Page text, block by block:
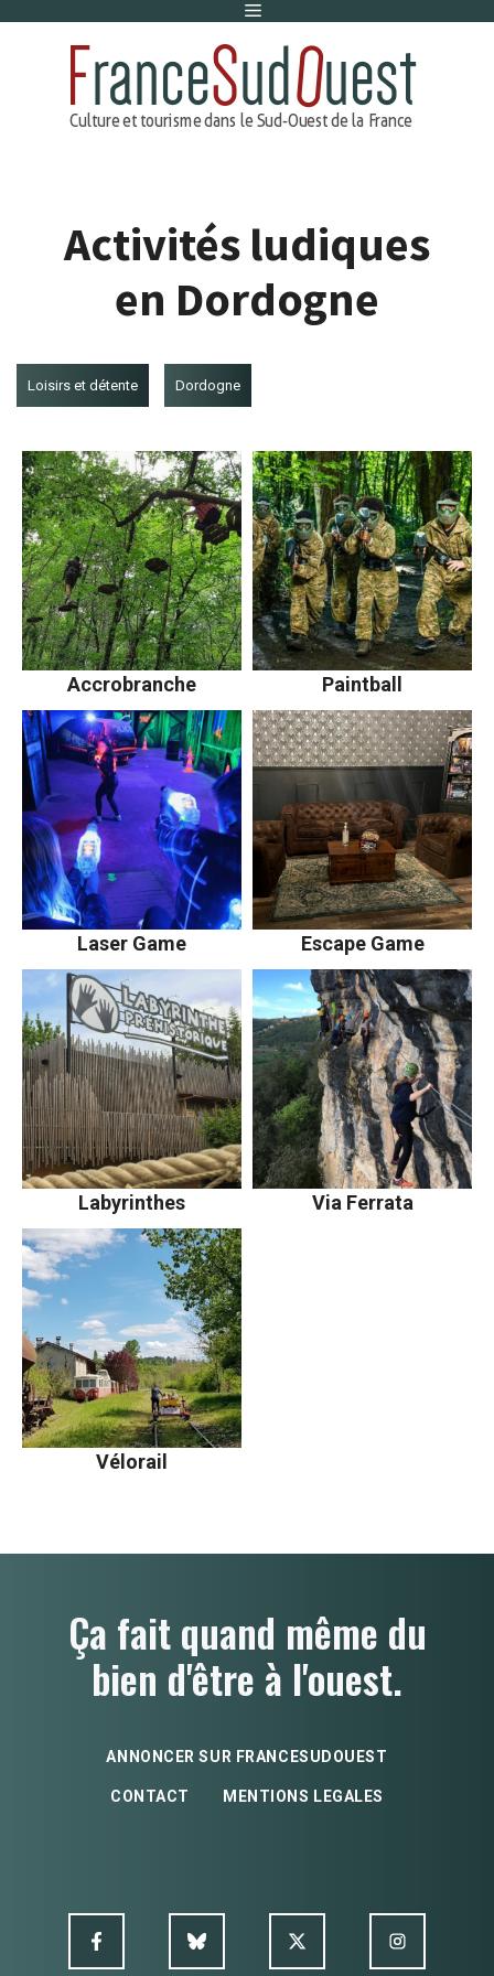
Menu
Activités ludiques
en Dordogne
Loisirs et détente Dordogne
Accrobranche Paintball
Laser Game Escape Game
Labyrinthes Via Ferrata
Vélorail
Ça fait quand même du
bien d'être à l'ouest.
ANNONCER SUR FRANCESUDOUEST
CONTACT MENTIONS LEGALES